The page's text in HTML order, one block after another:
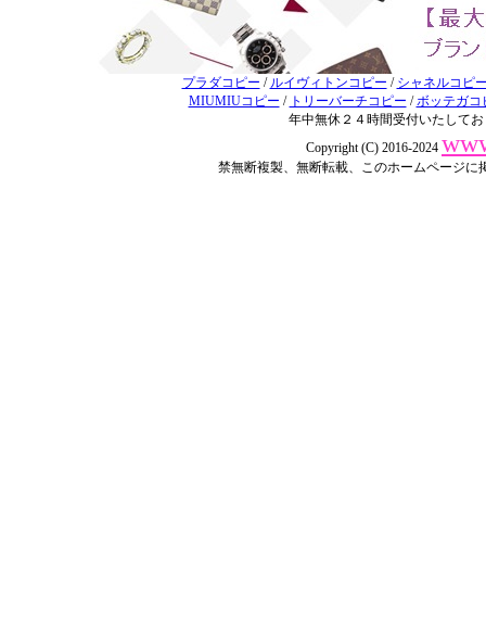
プラダコピー / ルイヴィトンコピー / シャネルコピ
MIUMIUコピー / トリーバーチコピー /ボッテガコ
年中無休２４時間受付いたして
Copyright (C) 2016-2024
禁無断複製、無断転載、このホームページ